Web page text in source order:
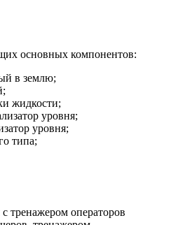
основных компонентов:
в землю;
жидкости;
уровня;
уровня;
типа;
тренажером операторов